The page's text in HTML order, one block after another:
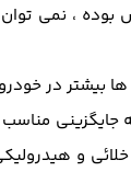
، نمی
ها بیشتر در
و